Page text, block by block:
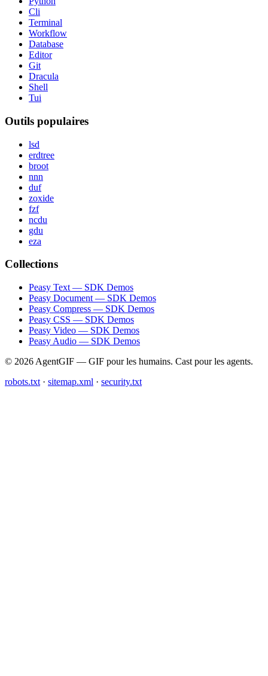
Cli
Terminal
Workflow
Database
Editor
Git
Dracula
Shell
Tui
Outils populaires
lsd
erdtree
broot
nnn
duf
zoxide
fzf
ncdu
gdu
eza
Collections
Peasy Text — SDK Demos
Peasy Document — SDK Demos
Peasy Compress — SDK Demos
Peasy CSS — SDK Demos
Peasy Video — SDK Demos
Peasy Audio — SDK Demos
© 2026 AgentGIF — GIF pour les humains. Cast pour les agents.
robots.txt · sitemap.xml · security.txt